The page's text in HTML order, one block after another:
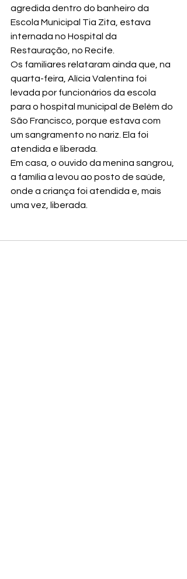
agredida dentro do banheiro da
Escola Municipal Tia Zita, estava
internada no Hospital da
Restauração, no Recife.
Os familiares relataram ainda que, na
quarta-feira, Alícia Valentina foi
levada por funcionários da escola
para o hospital municipal de Belém do
São Francisco, porque estava com
um sangramento no nariz. Ela foi
atendida e liberada.
Em casa, o ouvido da menina sangrou,
a família a levou ao posto de saúde,
onde a criança foi atendida e, mais
uma vez, liberada.